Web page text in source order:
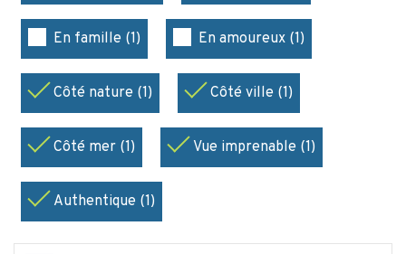
En famille (1) En amoureux (1)
Côté nature (1) Côté ville (1)
Côté mer (1) Vue imprenable (1)
Authentique (1)